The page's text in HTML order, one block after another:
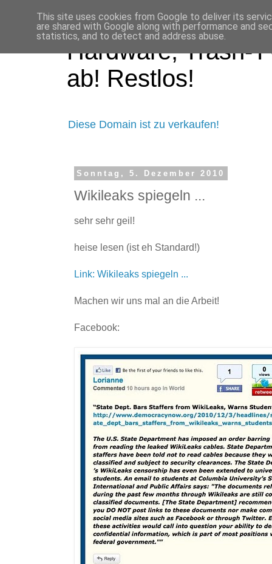
Hardware, Trash-
ab! Restlos!
Diese Domain ist zu verkaufen!
Sonntag, 5. Dezember 2010
Wikileaks spiegeln ...
sehr sehr geil!
heise lesen (ist eh Standard!)
Link: Wikileaks spiegeln ...
Machen wir uns mal an die Arbeit!
Facebook:
This site uses cookies from Google to deliver its
are shared with Google along with performance and
statistics, and to detect and address abuse.